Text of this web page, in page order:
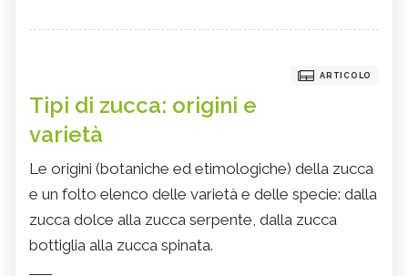
ARTICOLO
Tipi di zucca: origini e
varietà
Le origini (botaniche ed etimologiche) della zucca
e un folto elenco delle varietà e delle specie: dalla
zucca dolce alla zucca serpente, dalla zucca
bottiglia alla zucca spinata.